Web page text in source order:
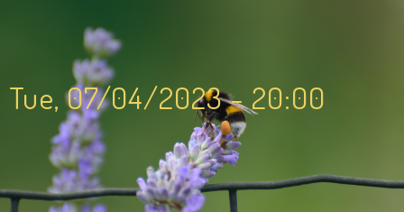
Tue, 07/04/2023 - 20:00